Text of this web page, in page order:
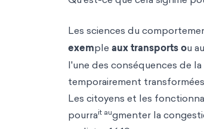
Les sciences du
exemple aux transports ou
l'une des conséquences de
temporairement
Les citoyens et les
pourrait augmenter la